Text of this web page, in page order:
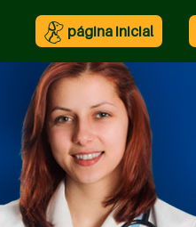
página inicial